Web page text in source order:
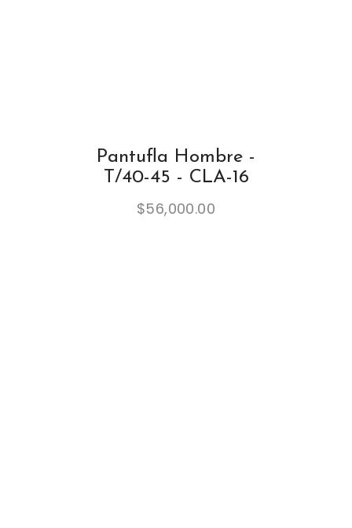
Pantufla Hombre -
T/40-45 - CLA-16
$56,000.00